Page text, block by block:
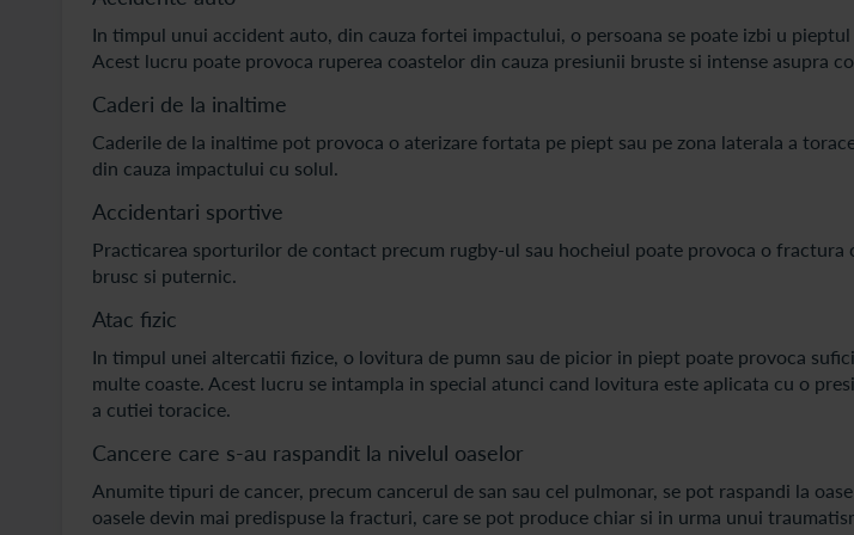
In timpul unui accident auto, din cauza fortei impactului, o persoana se poate izbi u
Acest lucru poate provoca ruperea coastelor din cauza presiunii bruste si intense asupra
Caderi de la inaltime
Caderile de la inaltime pot provoca o aterizare fortata pe piept sau pe zona laterala a
din cauza impactului cu solul.
Accidentari sportive
Practicarea sporturilor de contact precum rugby-ul sau hocheiul poate provoca o fractura
brusc si puternic.
Atac fizic
In timpul unei altercatii fizice, o lovitura de pumn sau de picior in piept poate provoca
multe coaste. Acest lucru se intampla in special atunci cand lovitura este aplicata cu o
a cutiei toracice.
Cancere care s-au raspandit la nivelul oaselor
Anumite tipuri de cancer, precum cancerul de san sau cel pulmonar, se pot raspandi la
oasele devin mai predispuse la fracturi, care se pot produce chiar si in urma unui